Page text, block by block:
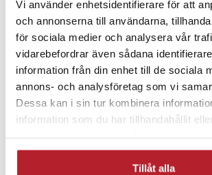
Vi använder enhetsidentifierare för att
och annonserna till användarna,
för sociala medier och analysera vår
vidarebefordrar även sådana
information från din enhet till de sociala
annons- och analysföretag som vi
Dessa kan i sin tur kombinera
information som du har tillhandahållit
Tillåt alla
Specifikation
- Varumärke: Braun
- Modell: 54B KeyPart
- Produkttyp: Skärhuvud och utbyteshuvud
- Kompatibilitet: Braun Series 5 generation
- Skärsystem: Tre flexibla skärblad
- Funktion: Hudskyddande folie
- Rekommenderat byte: Var 18:e månad
- Innehåll: 1 × 54B KeyPart utbyteshuvud
Rakprodukter Rakhuvud &